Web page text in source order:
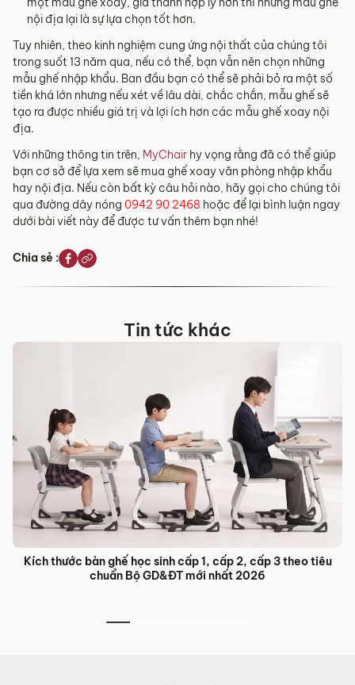
nội địa lại là sự lựa chọn tốt hơn.
Tuy nhiên, theo kinh nghiệm cung ứng nội thất của chúng tôi
trong suốt 13 năm qua, nếu có thể, bạn vẫn nên chọn những
mẫu ghế nhập khẩu. Ban đầu bạn có thể sẽ phải bỏ ra một số
tiền khá lớn nhưng nếu xét về lâu dài, chắc chắn, mẫu ghế sẽ
tạo ra được nhiều giá trị và lợi ích hơn các mẫu ghế xoay nội
địa.
Với những thông tin trên, MyChair hy vọng rằng đã có thể giúp
bạn cơ sở để lựa xem sẽ mua ghế xoay văn phòng nhập khẩu
hay nội địa. Nếu còn bất kỳ câu hỏi nào, hãy gọi cho chúng tôi
qua đường dây nóng 0942 90 2468 hoặc để lại bình luận ngay
dưới bài viết này để được tư vấn thêm bạn nhé!
Chia sẻ :
Tin tức khác
Kích thước bàn ghế học sinh cấp 1, cấp 2, cấp 3 theo tiêu
chuẩn Bộ GD&ĐT mới nhất 2026